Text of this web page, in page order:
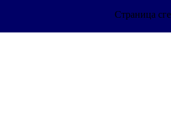
Страница